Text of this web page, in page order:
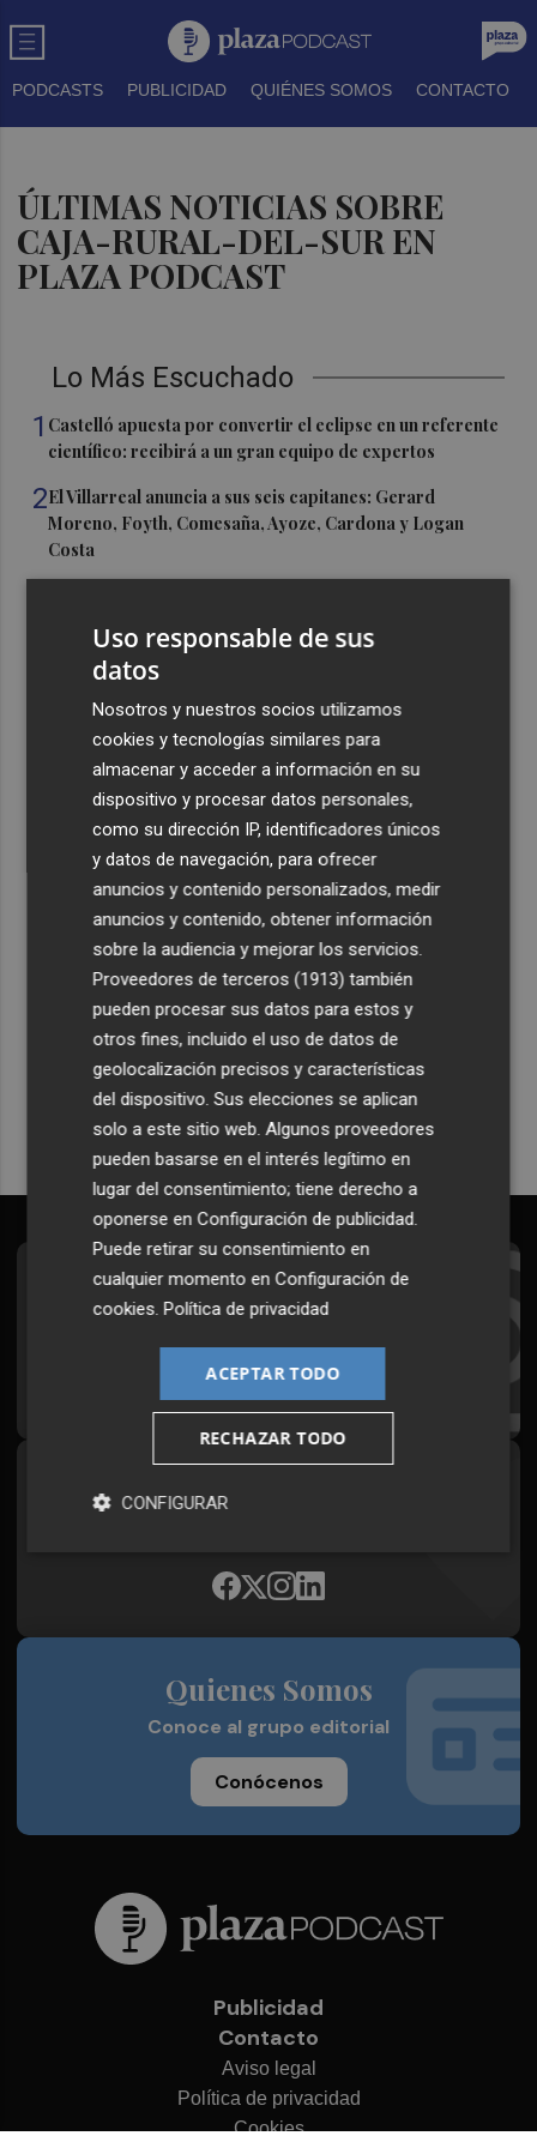
PODCASTS PUBLICIDAD QUIÉNES SOMOS CONTACTO
ÚLTIMAS NOTICIAS SOBRE
CAJA-RURAL-DEL-SUR EN
PLAZA PODCAST
Lo Más Escuchado
1 Castelló apuesta por convertir el eclipse en un referente
científico: recibirá a un gran equipo de expertos
2El Villarreal anuncia a sus seis capitanes: Gerard
Moreno, Foyth, Comesaña, Ayoze, Cardona y Logan
Costa
San Javier da viabilidad al nuevo contrato del transporte
324 habitaciones
Estos son los estrenos que abren la cartelera en agosto:
de la comedia 'El último mono' a una nueva entrega de
'La Patrulla Canina'
Recibe toda la actualidad de
Plaza Podcast en tu correo
Quiero suscribirme
Suscríbete al Boletín
¡Quiero suscribirme!
Síguenos en redes
Quienes Somos
Conoce al grupo editorial
Conócenos
Publicidad
Contacto
Aviso legal
Política de privacidad
Cookies
Uso responsable de sus
datos
Nosotros y nuestros socios utilizamos
cookies y tecnologías similares para
almacenar y acceder a información en su
dispositivo y procesar datos personales,
como su dirección IP, identificadores únicos
y datos de navegación, para ofrecer
anuncios y contenido personalizados, medir
anuncios y contenido, obtener información
sobre la audiencia y mejorar los servicios.
Proveedores de terceros (1913) también
pueden procesar sus datos para estos y
otros fines, incluido el uso de datos de
geolocalización precisos y características
del dispositivo. Sus elecciones se aplican
solo a este sitio web. Algunos proveedores
pueden basarse en el interés legítimo en
lugar del consentimiento; tiene derecho a
oponerse enConfiguración de publicidad.
Puede retirar su consentimiento en
cualquier momento enConfiguración de
cookies.Política de privacidad
ACEPTAR TODO
RECHAZAR TODO
CONFIGURAR